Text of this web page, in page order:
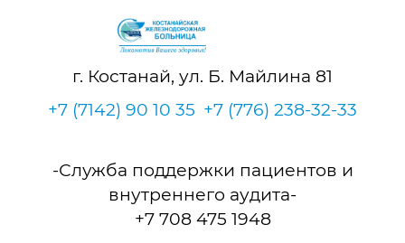
г. Костанай, ул. Б. Майлина 81
+7 (7142) 90 10 35 +7 (776) 238-32-33
-Служба поддержки пациентов и
внутреннего аудита-
+7 708 475 1948